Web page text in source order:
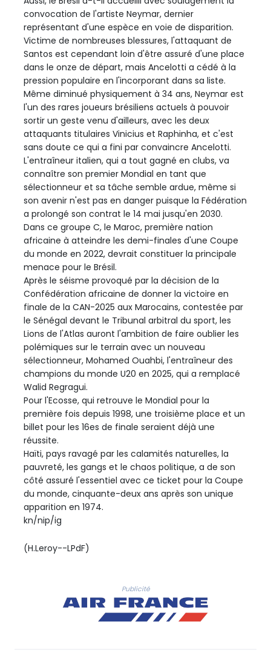
convocation de l'artiste Neymar, dernier
représentant d'une espèce en voie de disparition.
Victime de nombreuses blessures, l'attaquant de
Santos est cependant loin d'être assuré d'une place
dans le onze de départ, mais Ancelotti a cédé à la
pression populaire en l'incorporant dans sa liste.
Même diminué physiquement à 34 ans, Neymar est
l'un des rares joueurs brésiliens actuels à pouvoir
sortir un geste venu d'ailleurs, avec les deux
attaquants titulaires Vinicius et Raphinha, et c'est
sans doute ce qui a fini par convaincre Ancelotti.
L'entraîneur italien, qui a tout gagné en clubs, va
connaître son premier Mondial en tant que
sélectionneur et sa tâche semble ardue, même si
son avenir n'est pas en danger puisque la Fédération
a prolongé son contrat le 14 mai jusqu'en 2030.
Dans ce groupe C, le Maroc, première nation
africaine à atteindre les demi-finales d'une Coupe
du monde en 2022, devrait constituer la principale
menace pour le Brésil.
Après le séisme provoqué par la décision de la
Confédération africaine de donner la victoire en
finale de la CAN-2025 aux Marocains, contestée par
le Sénégal devant le Tribunal arbitral du sport, les
Lions de l'Atlas auront l'ambition de faire oublier les
polémiques sur le terrain avec un nouveau
sélectionneur, Mohamed Ouahbi, l'entraîneur des
champions du monde U20 en 2025, qui a remplacé
Walid Regragui.
Pour l'Ecosse, qui retrouve le Mondial pour la
première fois depuis 1998, une troisième place et un
billet pour les 16es de finale seraient déjà une
réussite.
Haïti, pays ravagé par les calamités naturelles, la
pauvreté, les gangs et le chaos politique, a de son
côté assuré l'essentiel avec ce ticket pour la Coupe
du monde, cinquante-deux ans après son unique
apparition en 1974.
kn/nip/ig
(H.Leroy--LPdF)
Publicité